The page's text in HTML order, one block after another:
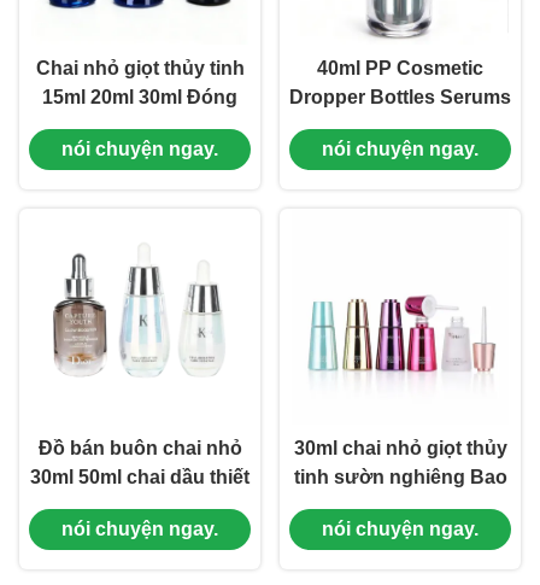
Chai nhỏ giọt thủy tinh
15ml 20ml 30ml Đóng
gói mỹ phẩm cao cấp
(MC-602)
nói chuyện ngay.
40ml PP Cosmetic
Dropper Bottles Serums
Essential Oils Bao bì
sang trọng (MC-601)
nói chuyện ngay.
Đồ bán buôn chai nhỏ
30ml 50ml chai dầu thiết
yếu nhỏ (MC-606)
nói chuyện ngay.
30ml chai nhỏ giọt thủy
tinh sườn nghiêng Bao
bì mỹ phẩm
nói chuyện ngay.